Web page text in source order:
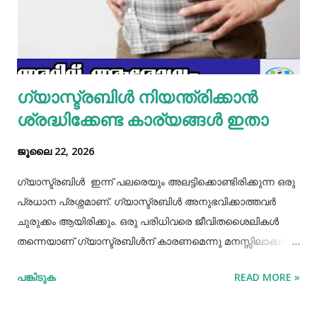
പൊട്ടിച്ച് ഒഴിക്കാം കൂടെത്തന്നെ പാൽ, കുരുമുളകുപൊടി, ഉപ്പ്,
മല്ലിയില എന്നിവ ചേർത്തൊരു മിക്സ്‌ തയാറാക്കാം. ഇനി
ഒരു പാനിൽ കുറച്ച് നെയ്യ് തടവിയ ശേഷം അതിൽ തയാ...
ഗ്യാസ്ട്രബിൾ നിയന്ത്രിക്കാൻ
ശ്രദ്ധിക്കേണ്ട കാര്യങ്ങൾ ഇതാ
ജൂലൈ 22, 2026
ഗ്യാസ്ട്രബിൾ ഇന്ന് പലരെയും അലട്ടിക്കൊണ്ടിരിക്കുന്ന ഒരു
പ്രധാന പ്രശ്നമാണ്. ഗ്യാസ്ട്രബിൾ അനുഭവിക്കാത്തവർ
ചുരുക്കം ആയിരിക്കും. ഒരു പരിധിവരെ ജീവിതശൈലികൾ
തന്നെയാണ് ഗ്യാസ്ട്രബിൾന് കാരണമെന്നു മനസ്സിലാക്കാം.
കഴിക്കൽ, ഭക്ഷണം ചവച്ചരച്ച് കഴിക്കാതിരിക്കൽ, വിശപ്പും
പങ്കിടുക READ MORE »